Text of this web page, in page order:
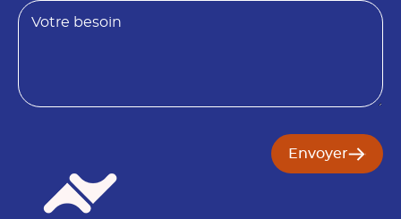
s
o
b
t
B
e
n
Envoyer